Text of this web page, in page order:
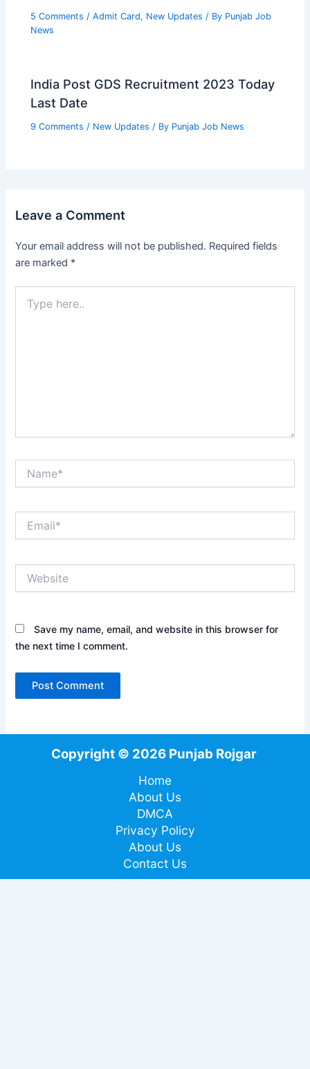
5 Comments /Admit Card, New Updates / By Punjab Job
News
India Post GDS Recruitment 2023 Today
Last Date
9 Comments / New Updates / By Punjab Job News
Leave a Comment
Your email address will not be published. Required fields
are marked *
here..
Save my name, email, and website in this browser for
the next time I comment.
Copyright © 2026 Punjab Rojgar
Home
About Us
DMCA
Privacy Policy
About Us
Contact Us